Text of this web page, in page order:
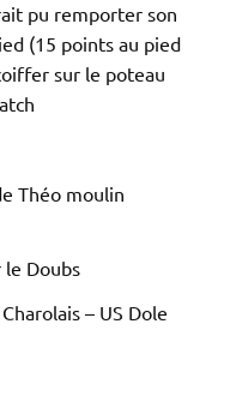
pu remporter son
(15 points au pied
sur le poteau
Théo moulin
Doubs
– US Dole